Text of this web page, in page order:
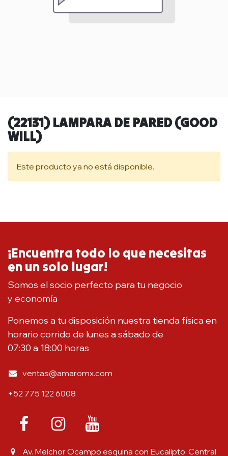
(22131) LAMPARA DE PARED (GOOD
WILL)
Este producto ya no está disponible.
¡Encuentra todo lo que necesitas
en un solo lugar!
Somos el socio perfecto para tu negocio
y economía
Ponemos a tu disposición nuestra tienda física en
horario corrido de lunes a sábado de
07:30 a 18:00 horas
ventas@amaromx.com
+52 775 122 6008
Av. Melchor Ocampo esquina con Eucalipto, Central